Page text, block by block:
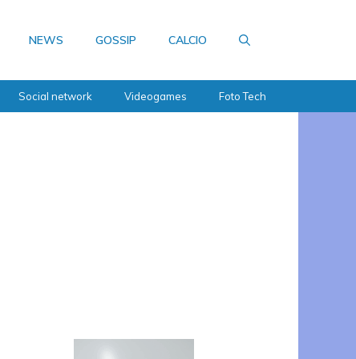
NEWS GOSSIP CALCIO
Social network Videogames Foto Tech